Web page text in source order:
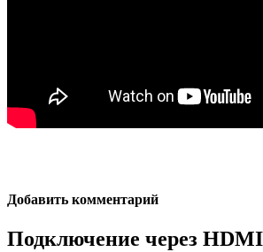
Добавить комментарий
Подключение через HDMI